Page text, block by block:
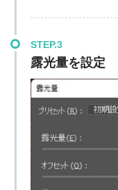
STEP.3
露光量を設定